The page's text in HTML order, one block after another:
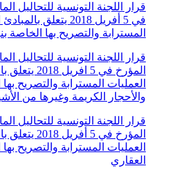
في 5 أفريل 2018
المسترابة والتصريح بها الخاصة
المؤرخ في 5
العمليات المسترابة والتصريح
والأحجار الكريمة وغيرها من
المؤرخ في 5
العمليات المسترابة والتصريح
العقاري